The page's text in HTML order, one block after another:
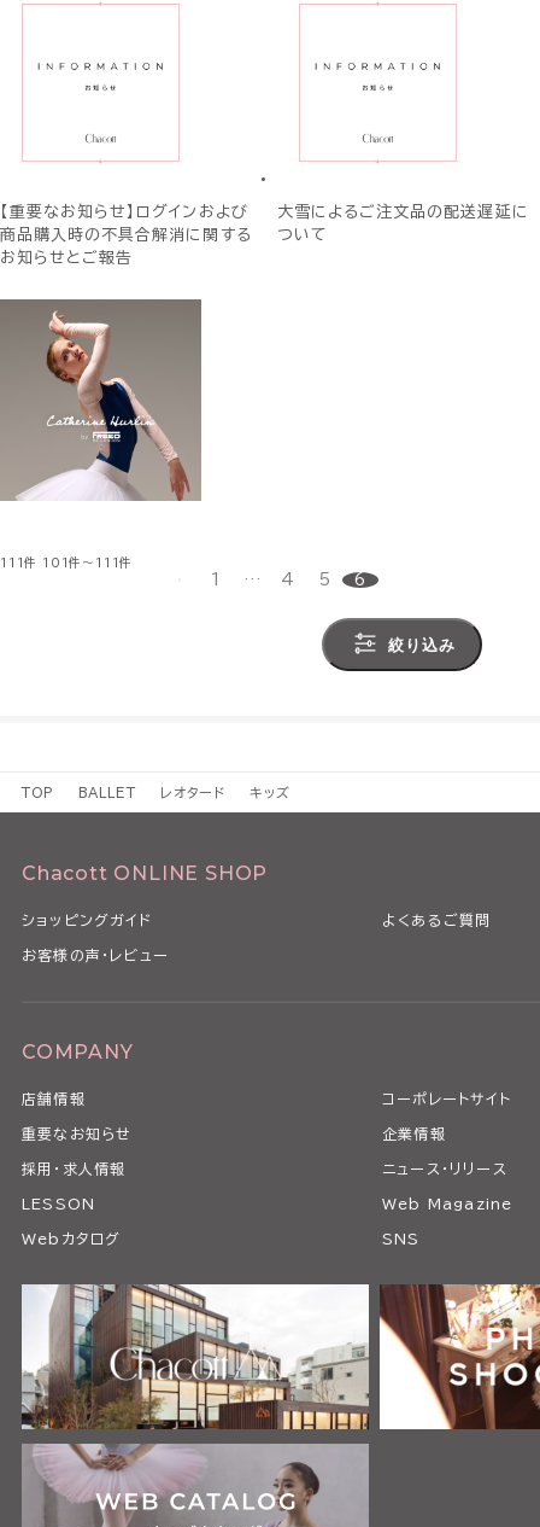
【重要なお知らせ】ログインおよび
商品購入時の不具合解消に関する
お知らせとご報告
大雪によるご注文品の配送遅延に
ついて
111件 101件～111件
1 … 4 5 6
絞り込み
TOP BALLET レオタード キッズ
Chacott ONLINE SHOP
ショッピングガイド よくあるご質問
お客様の声・レビュー
COMPANY
店舗情報 コーポレートサイト
重要なお知らせ 企業情報
採用・求人情報 ニュース・リリース
LESSON Web Magazine
Webカタログ SNS